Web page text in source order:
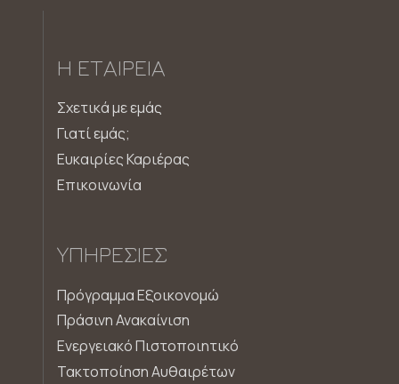
Η ΕΤΑΙΡΕΊΑ
Σχετικά με εμάς
Γιατί εμάς;
Ευκαιρίες Καριέρας
Επικοινωνία
ΥΠΗΡΕΣΊΕΣ
Πρόγραμμα Εξοικονομώ
Πράσινη Ανακαίνιση
Ενεργειακό Πιστοποιητικό
Τακτοποίηση Αυθαιρέτων